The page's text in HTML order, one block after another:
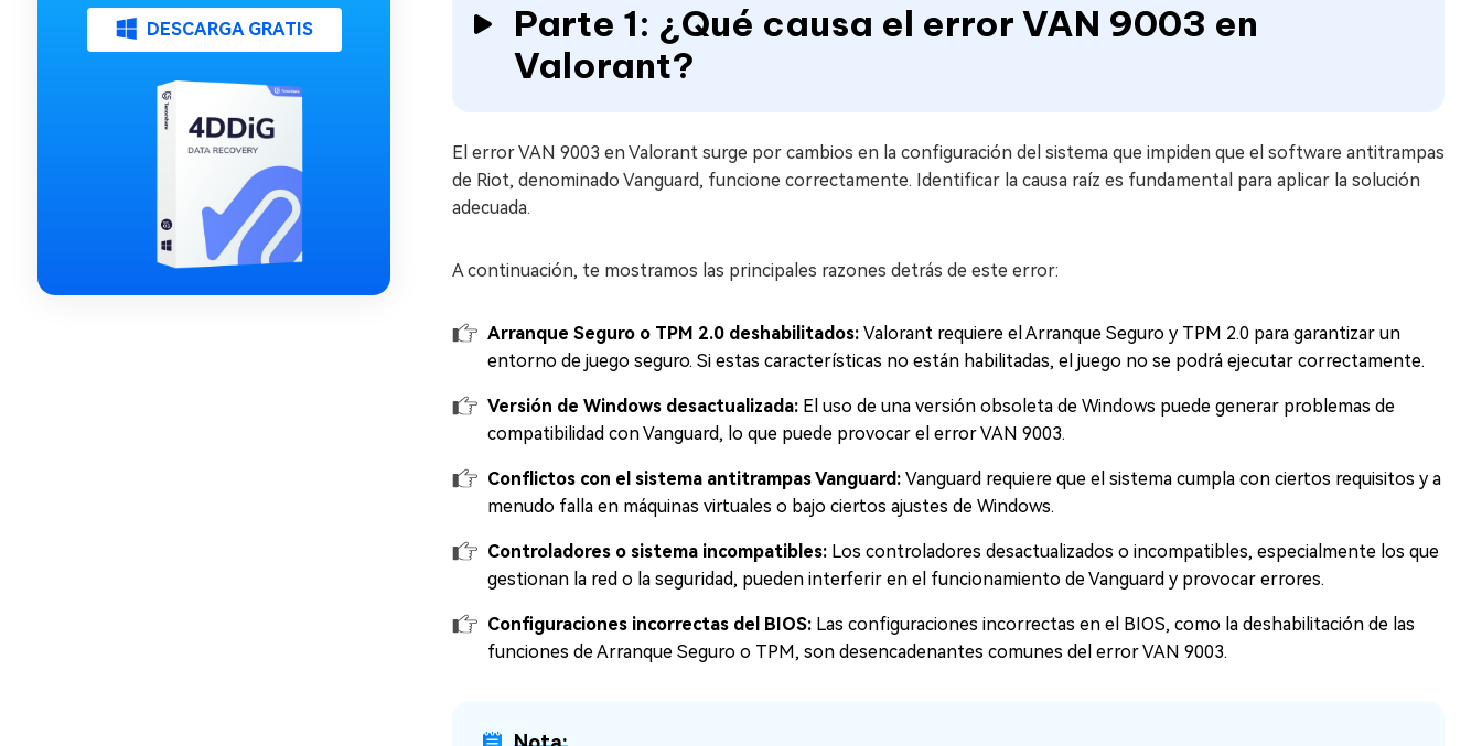
DESCARGA GRATIS
Parte 1: ¿Qué causa el error VAN 9003 en
Valorant?
El error VAN 9003 en Valorant surge por cambios en la configuración del sistema que impiden que el software antitrampas
de Riot, denominado Vanguard, funcione correctamente. Identificar la causa raíz es fundamental para aplicar la solución
adecuada.
A continuación, te mostramos las principales razones detrás de este error:
Arranque Seguro o TPM 2.0 deshabilitados: Valorant requiere el Arranque Seguro y TPM 2.0 para garantizar un
entorno de juego seguro. Si estas características no están habilitadas, el juego no se podrá ejecutar correctamente.
Versión de Windows desactualizada: El uso de una versión obsoleta de Windows puede generar problemas de
compatibilidad con Vanguard, lo que puede provocar el error VAN 9003.
Conflictos con el sistema antitrampas Vanguard: Vanguard requiere que el sistema cumpla con ciertos requisitos y a
menudo falla en máquinas virtuales o bajo ciertos ajustes de Windows.
Controladores o sistema incompatibles: Los controladores desactualizados o incompatibles, especialmente los que
gestionan la red o la seguridad, pueden interferir en el funcionamiento de Vanguard y provocar errores.
Configuraciones incorrectas del BIOS: Las configuraciones incorrectas en el BIOS, como la deshabilitación de las
funciones de Arranque Seguro o TPM, son desencadenantes comunes del error VAN 9003.